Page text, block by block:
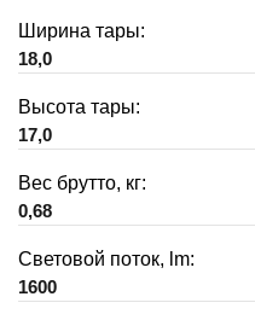
Ширина тары:
18,0
Высота тары:
17,0
Вес брутто, кг:
0,68
Световой поток, lm:
1600